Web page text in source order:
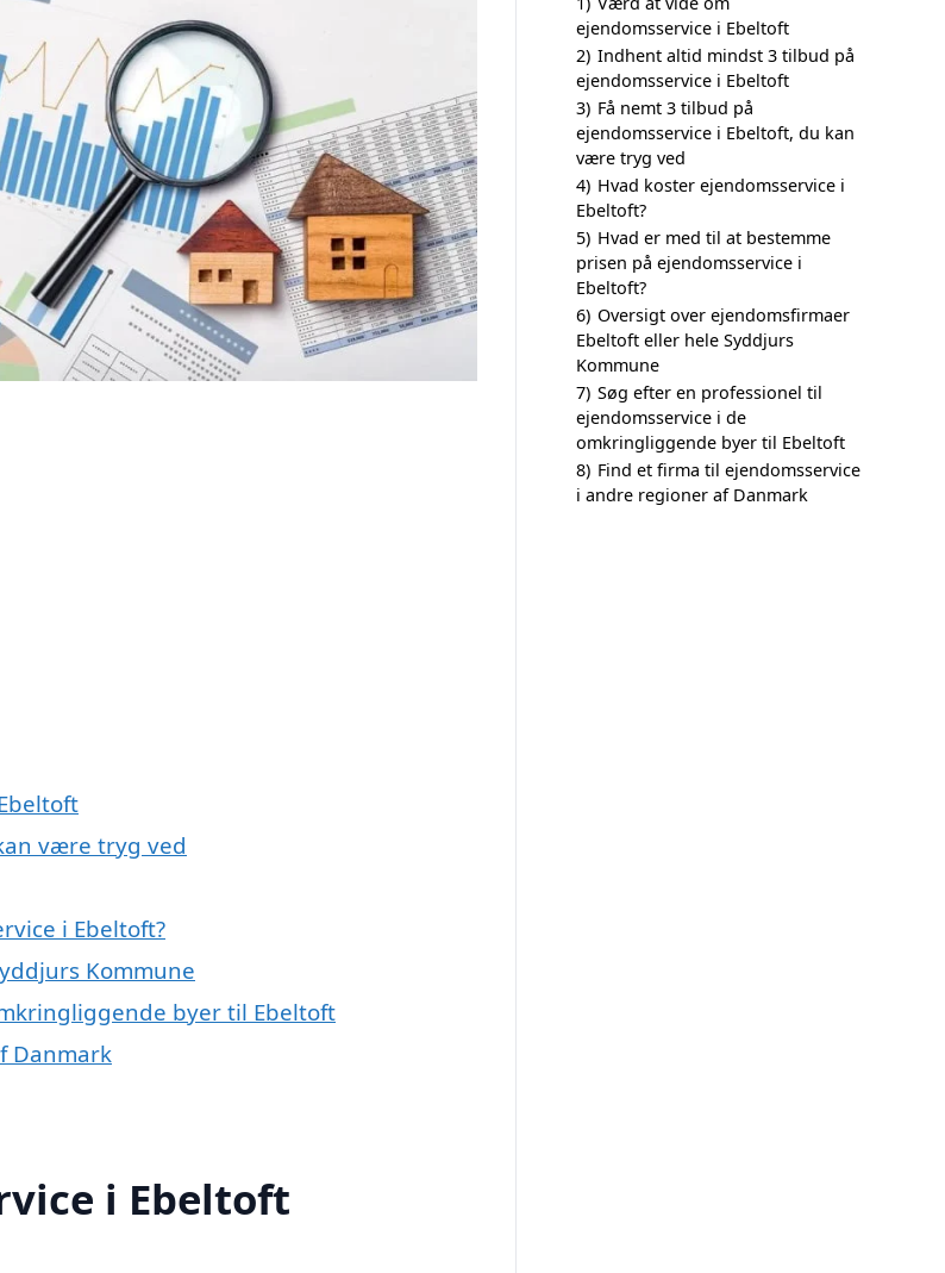
være tryg ved
i Ebeltoft?
Kommune
byer til Ebeltoft
Danmark
i Ebeltoft
ejendomsservice i Ebeltoft
2) Indhent altid mindst 3 tilbud på
ejendomsservice i Ebeltoft
3) Få nemt 3 tilbud på
ejendomsservice i Ebeltoft, du kan
være tryg ved
4) Hvad koster ejendomsservice i
Ebeltoft?
5) Hvad er med til at bestemme
prisen på ejendomsservice i
Ebeltoft?
6) Oversigt over ejendomsfirmaer
Ebeltoft eller hele Syddjurs
Kommune
7) Søg efter en professionel til
ejendomsservice i de
omkringliggende byer til Ebeltoft
8) Find et firma til ejendomsservice
i andre regioner af Danmark